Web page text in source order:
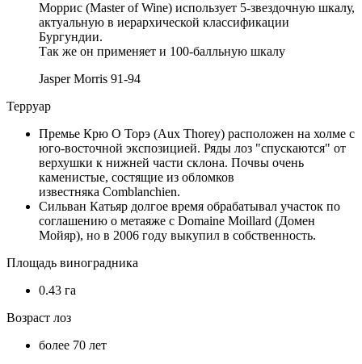
Моррис (Master of Wine) использует 5-звездочную шкалу,
актуальную в иерархической классификации
Бургундии.
Так же он применяет и 100-балльную шкалу
Jasper Morris 91-94
Терруар
Премье Крю О Торэ (Aux Thorey) расположен на холме с
юго-восточной экспозицией. Ряды лоз "спускаются" от
верхушки к нижней части склона. Почвы очень
каменистые, состящие из обломков
известняка Comblanchien.
Сильван Катьяр долгое время обрабатывал участок по
соглашению о метаяже с Domaine Moillard (Домен
Мойяр), но в 2006 году выкупил в собственность.
Площадь виноградника
0.43 га
Возраст лоз
более 70 лет